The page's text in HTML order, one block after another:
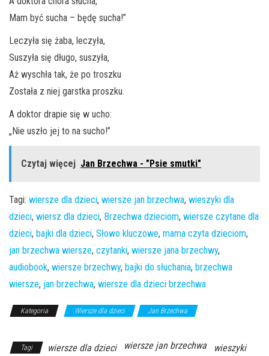
Mam być sucha – będę sucha!”
Leczyła się żaba, leczyła,
Suszyła się długo, suszyła,
Aż wyschła tak, że po troszku
Została z niej garstka proszku.
A doktor drapie się w ucho:
„Nie uszło jej to na sucho!”
Czytaj więcej Jan Brzechwa - "Psie smutki"
Tagi: wiersze dla dzieci, wiersze jan brzechwa, wieszyki dla
dzieci, wiersz dla dzieci, Brzechwa dzieciom, wiersze czytane dla
dzieci, bajki dla dzieci, Słowo kluczowe, mama czyta dzieciom,
jan brzechwa wiersze, czytanki, wiersze jana brzechwy,
audiobook, wiersze brzechwy, bajki do słuchania, brzechwa
wiersze, jan brzechwa, wiersze dla dzieci brzechwa
Kategoria Wiersze dla dzieci Jan Brzechwa
Tagi wiersze dla dzieci wiersze jan brzechwa
wieszyki